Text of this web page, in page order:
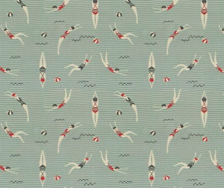
Hype oder Humbug?
Warum ein
Saugwischroboter die
beste Investition ist
Ein Saugwischroboter gehört zu den besten
Investitionen, die sich eine Familie gönnen kann,
meint DECO HOME Redakteurin Christina Pearce.
Hier kommt ihr persönlicher Testbericht zum Ecovacs
X9 Pro Omni, der nicht nur richtig gut putzen kann,
sondern auch designtechnisch mithält.
Boden Design Hype oder Humbug Kolumne
Technik